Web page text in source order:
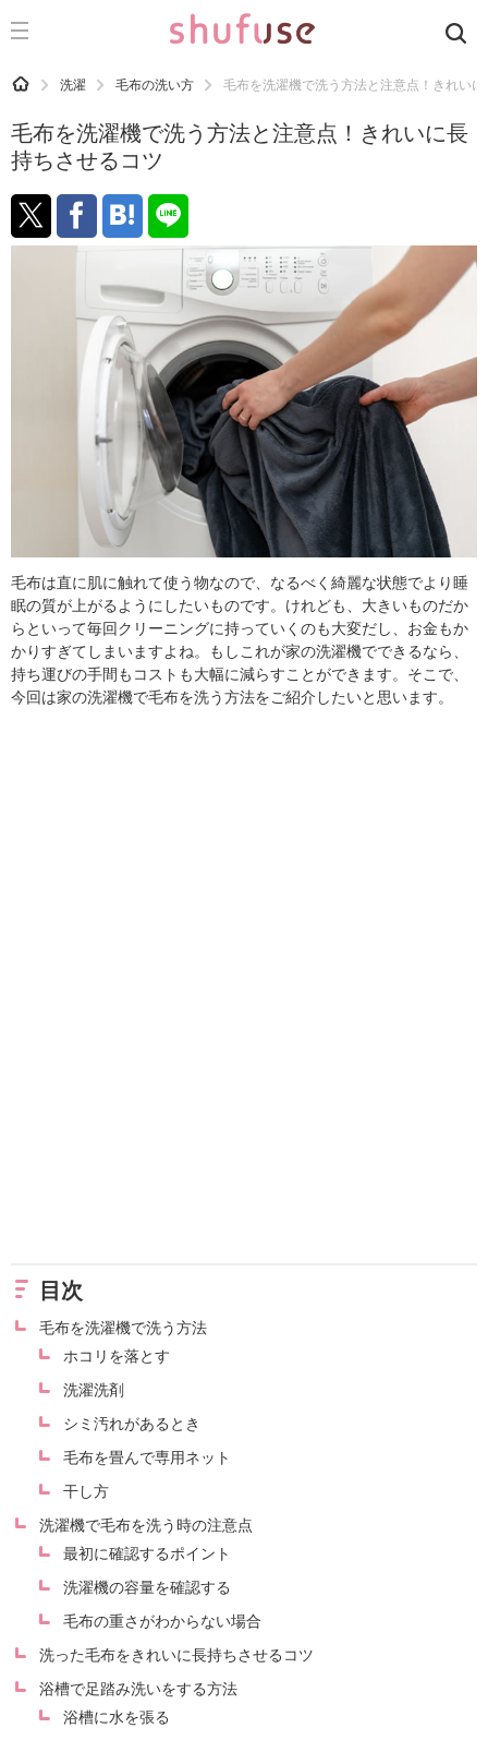
CATEGORY 記事カテゴリ
運気
洗濯
生活の知恵
食材辞典
HOME 洗濯 毛布の洗い方 毛布を洗濯機で洗う方法と注意点！きれい
毛布を洗濯機で洗う方法と注意点！きれいに長
持ちさせるコツ
毛布は直に肌に触れて使う物なので、なるべく綺麗な状態でより睡
眠の質が上がるようにしたいものです。けれども、大きいものだか
らといって毎回クリーニングに持っていくのも大変だし、お金もか
かりすぎてしまいますよね。もしこれが家の洗濯機でできるなら、
持ち運びの手間もコストも大幅に減らすことができます。そこで、
今回は家の洗濯機で毛布を洗う方法をご紹介したいと思います。
目次
毛布を洗濯機で洗う方法
ホコリを落とす
洗濯洗剤
シミ汚れがあるとき
毛布を畳んで専用ネット
干し方
洗濯機で毛布を洗う時の注意点
最初に確認するポイント
洗濯機の容量を確認する
毛布の重さがわからない場合
洗った毛布をきれいに長持ちさせるコツ
浴槽で足踏み洗いをする方法
浴槽に水を張る